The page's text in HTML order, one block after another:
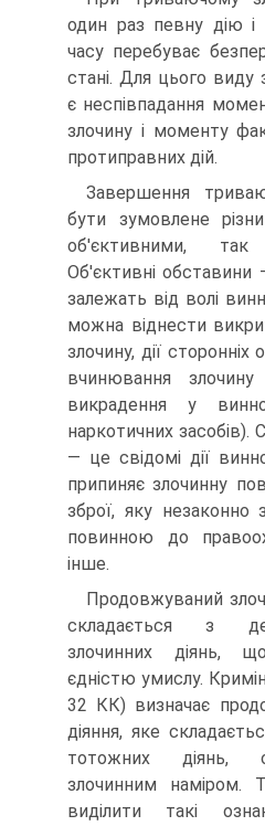
один раз певну дію і
часу перебуває
стані. Для цього виду
є неспівпадання
злочину і моменту
протиправних дій.
Завершення
бути зумовлене
об'єктивними,
Об'єктивні обставини
залежать від волі
можна віднести
злочину, дії
вчинювання
викрадення у
наркотичних засобів).
— це свідомі дії
припиняє злочинну
зброї, яку незаконно
повинною до
інше.
Продовжуваний
складається з
злочинних діянь,
єдністю умислу.
32 КК) визначає
діяння, яке
тотожних діянь,
злочинним наміром.
виділити такі